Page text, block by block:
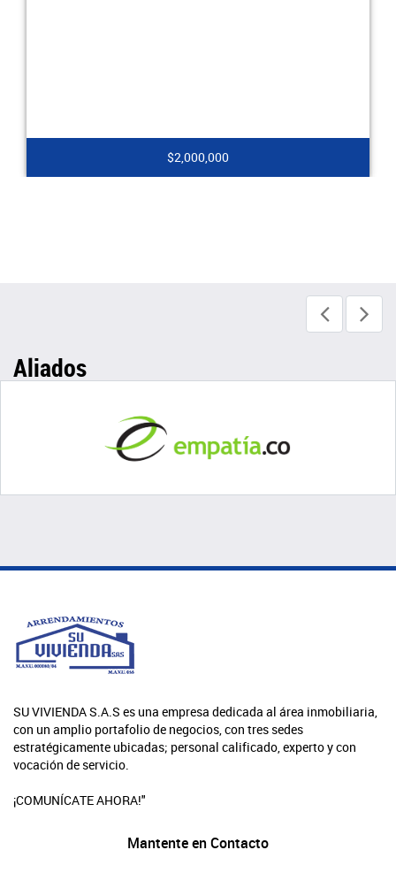
Aliados
SU VIVIENDA S.A.S es una empresa dedicada al área inmobiliaria,
con un amplio portafolio de negocios, con tres sedes
estratégicamente ubicadas; personal calificado, experto y con
vocación de servicio.
¡COMUNÍCATE AHORA!"
Mantente en Contacto